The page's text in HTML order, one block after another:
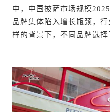
中，中国披萨市场规模
品牌集体陷入增长瓶颈，
样的背景下，不同品牌选择